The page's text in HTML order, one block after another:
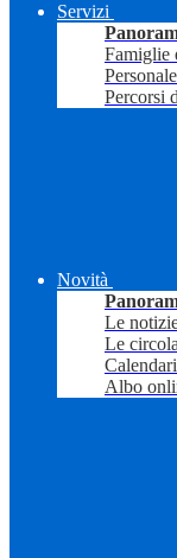
Servizi
Famiglie
Percorsi
Novità
Le
Le
Albo